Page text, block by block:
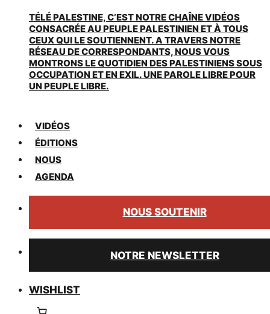
TÉLÉ PALESTINE, C’EST NOTRE CHAÎNE VIDÉOS
CONSACRÉE AU PEUPLE PALESTINIEN ET À TOUS
CEUX QUI LE SOUTIENNENT. A TRAVERS NOTRE
RÉSEAU DE CORRESPONDANTS, NOUS VOUS
MONTRONS LE QUOTIDIEN DES PALESTINIENS SOUS
OCCUPATION ET EN EXIL. UNE PAROLE LIBRE POUR
UN PEUPLE LIBRE.
VIDÉOS
ÉDITIONS
NOUS
AGENDA
NOUS SOUTENIR
NOTRE NEWSLETTER
WISHLIST